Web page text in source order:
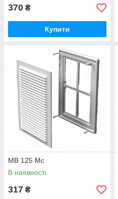
370 ₴
Купити
МВ 125 Мс
В наявності
317 ₴